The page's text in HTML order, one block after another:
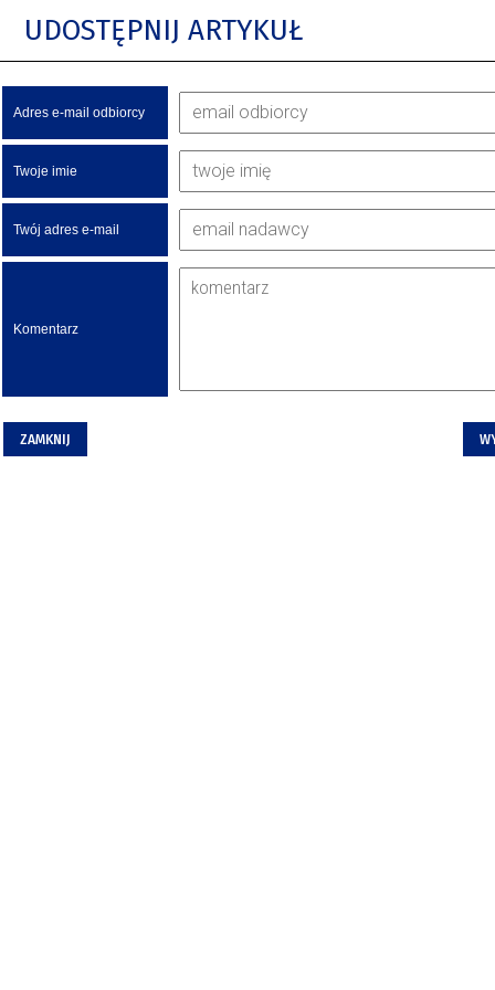
UDOSTĘPNIJ ARTYKUŁ
Adres e-mail odbiorcy
Twoje imie
Twój adres e-mail
Komentarz